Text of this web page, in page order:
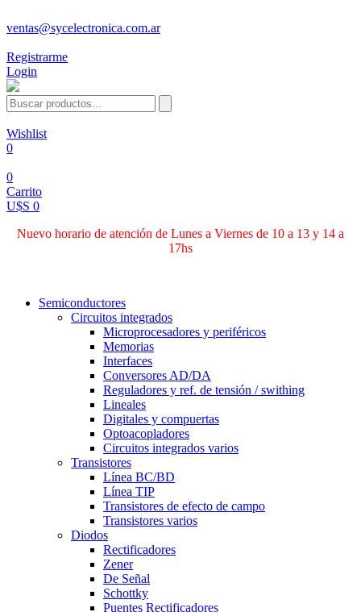
ventas@sycelectronica.com.ar
Registrarme
Login
Wishlist
0
0
Carrito
U$S 0
Nuevo horario de atención de Lunes a Viernes de 10 a 13 y 14 a
17hs
Semiconductores
Circuitos integrados
Microprocesadores y periféricos
Memorias
Interfaces
Conversores AD/DA
Reguladores y ref. de tensión / swithing
Lineales
Digitales y compuertas
Optoacopladores
Circuitos integrados varios
Transistores
Línea BC/BD
Línea TIP
Transistores de efecto de campo
Transistores varios
Diodos
Rectificadores
Zener
De Señal
Schottky
Puentes Rectificadores